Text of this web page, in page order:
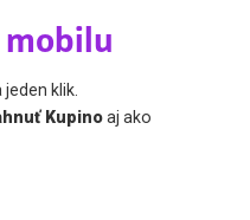
mobilu
klik.
Kupinoaj ako